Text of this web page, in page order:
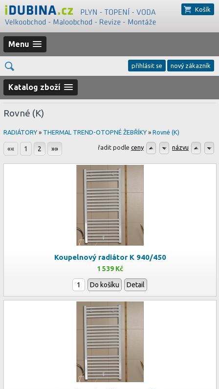
Košík
Menu
přihlásit se nový zákazník
Katalog zboží
Rovné (K)
RADIÁTORY » THERMAL TREND-OTOPNÉ ŽEBŘÍKY » Rovné (K)
«« 1 2 »» řadit podle ceny názvu
Koupelnový radiátor K 940/450
1 539 Kč
Do košíku Detail